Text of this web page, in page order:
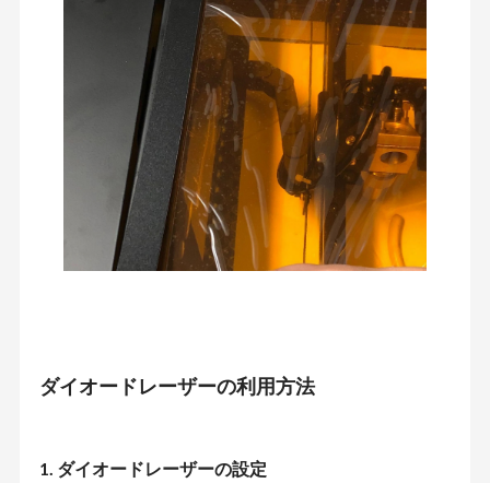
ダイオードレーザーの利用方法
1. ダイオードレーザーの設定